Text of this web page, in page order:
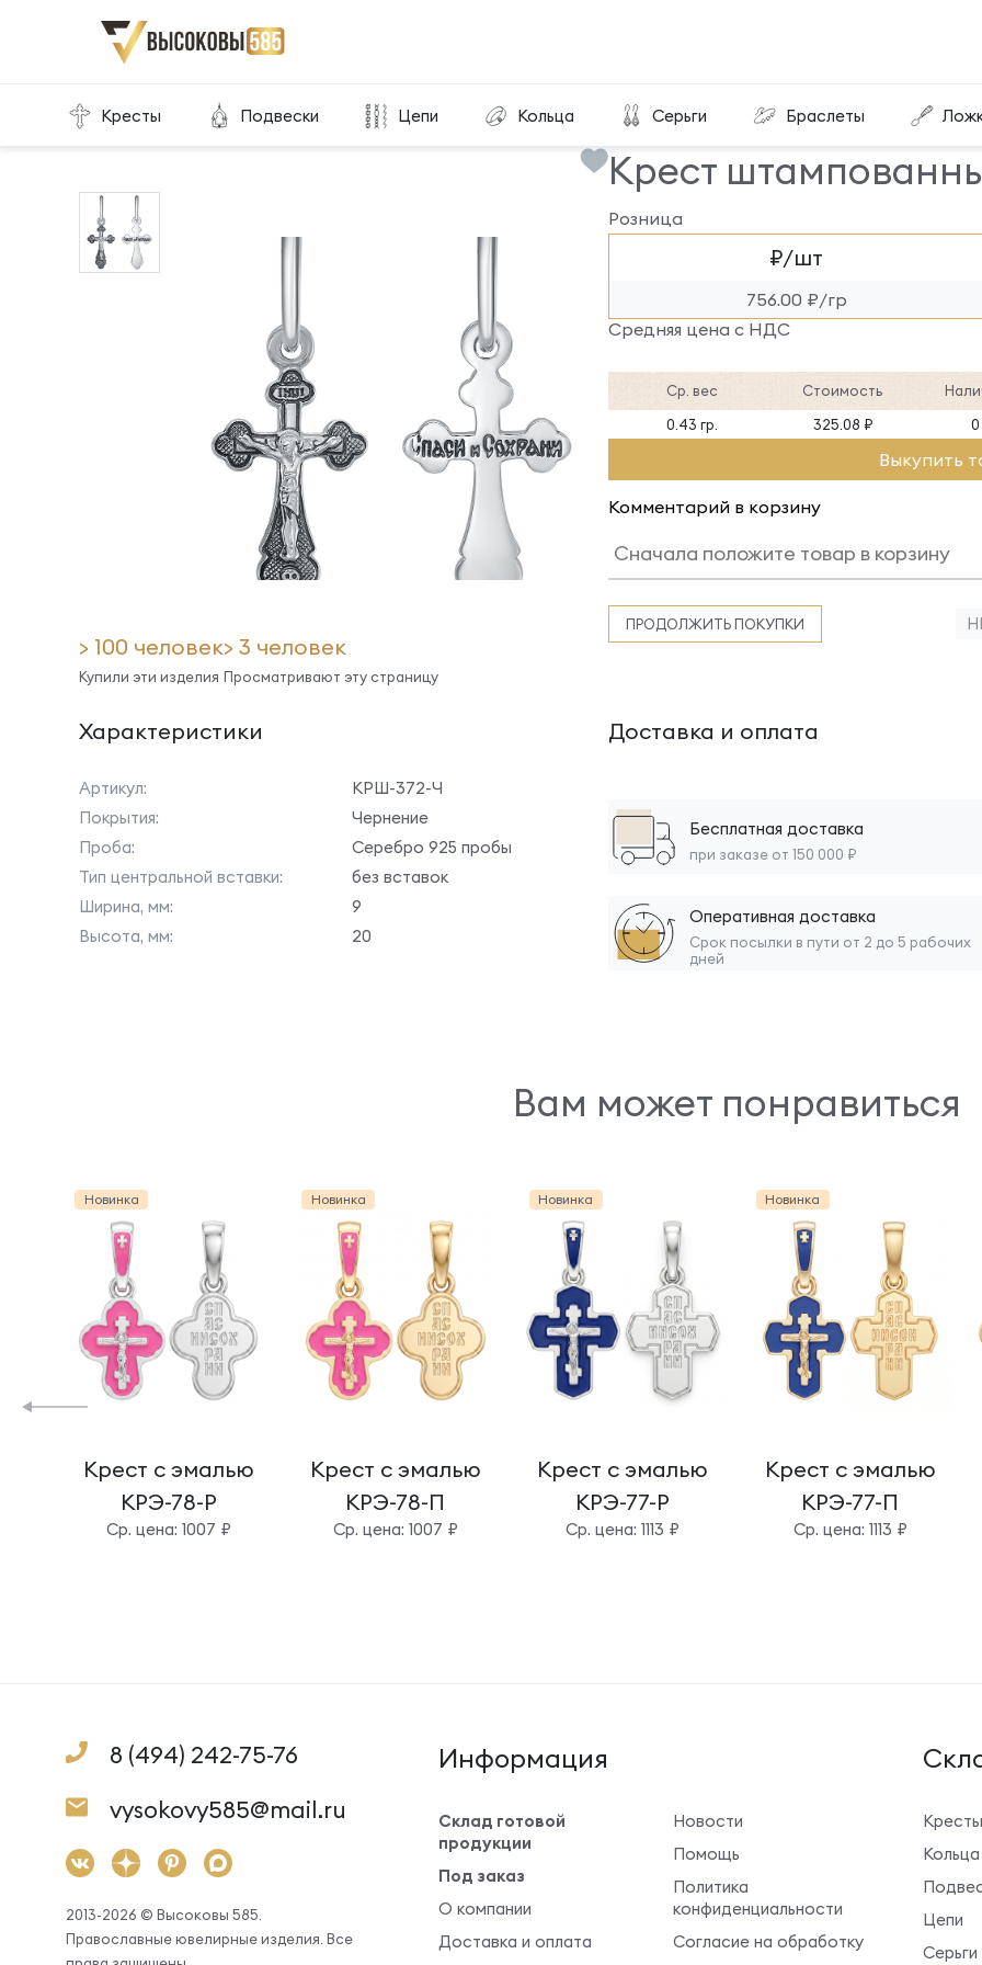
Кресты Подвески Цепи Кольца Серьги Браслеты
Главная Склад готовой продукции Крест штампованный КРШ-372-Ч
> 100 человек
Купили эти изделия
> 3 человек
Просматривают эту страницу
Крест
Розница
₽/шт
756.00 ₽/гр
Средняя цена с НДС
Ср. вес Стоимость
0.43 гр.
325.08 ₽ 0
Выкупить
Комментарий в корзину
ПРОДОЛЖИТЬ ПОКУПКИ
Характеристики
Артикул:
КРШ-372-Ч
Покрытия:
Чернение
Проба:
Серебро 925 пробы
Тип центральной вставки:
без вставок
Ширина, мм:
9
Высота, мм:
20
Доставка и оплата
Бесплатная доставка
при заказе от 150 000 ₽
Оперативная доставка
Срок посылки в пути от 2 до 5 рабочих
дней
Вам может понравиться
Новинка
Крест с эмалью
КРЭ-78-Р
Cр. цена: 1007 ₽
Новинка
Крест с эмалью
КРЭ-78-П
Cр. цена: 1007 ₽
Новинка
Крест с эмалью
КРЭ-77-Р
Cр. цена: 1113 ₽
Новинка
Крест с эмалью
КРЭ-77-П
Cр. цена: 1113 ₽
8 (494) 242-75-76
vysokovy585@mail.ru
2013-2026 © Высоковы 585.
Православные ювелирные изделия. Все
Информация
Склад готовой
продукции
Под заказ
О компании
Доставка и оплата
Новости
Помощь
Политика
конфиденциальности
Согласие на обработку
Кресты
Кольца
Цепи
Серьги